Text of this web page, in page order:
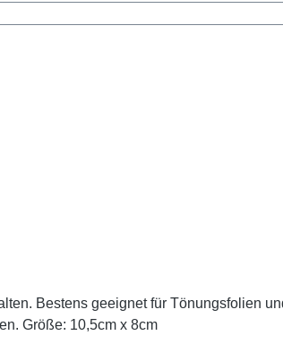
Oberflächen. Damit kann zwischen Gummidichtung und Folie gerakelt werden ohne die Folie zu gefährden. Größe: 10,5cm x 8cm